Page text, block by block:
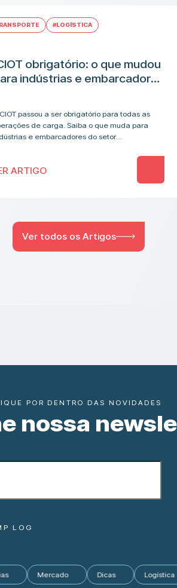
#LOGÍSTICA
obrigatório: o que mudou
indústrias e embarcadores
passou a ser obrigatório para todas as
de carga. Saiba o que muda para
e embarcadores do setor
ARTIGO
Ver todos os Artigos
POR DENTRO DAS NOVIDADES
nossa
LOG
Notícias Mercado Dicas